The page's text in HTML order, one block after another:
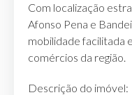
Com localização
Afonso Pena e
mobilidade facilitada
comércios da região.
Descrição do imóvel: